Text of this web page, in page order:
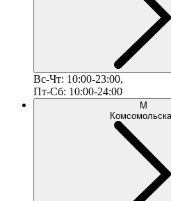
Вс-Чт: 10:00-23:00,
Пт-Сб: 10:00-24:00
М